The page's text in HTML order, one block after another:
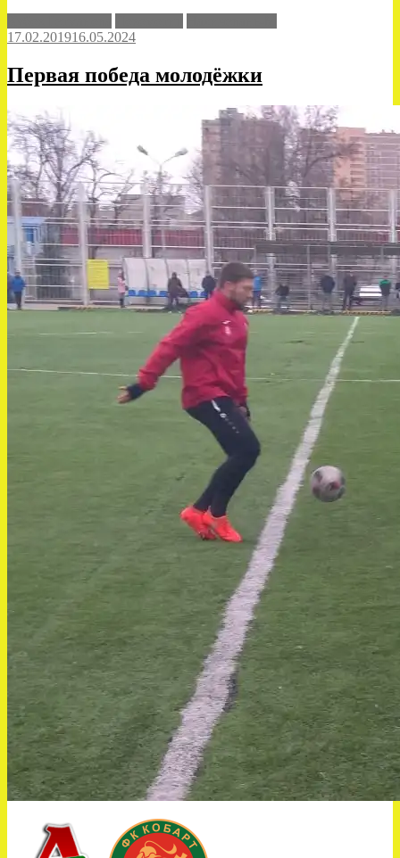
17.02.201916.05.2024
Первая победа молодёжки